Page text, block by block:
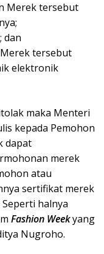
Merek tersebut
dan
tersebut
elektronik
maka Menteri
kepada Pemohon
dapat
merek
atau
sertifikat merek
halnya
Fashion Weekyang
Nugroho.